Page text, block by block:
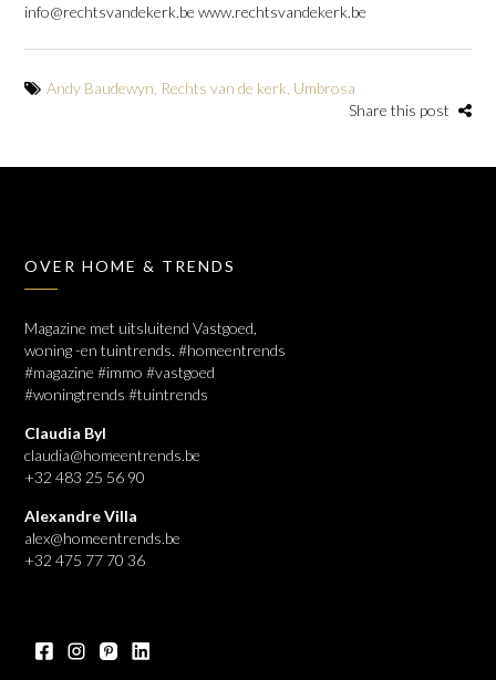
info@rechtsvandekerk.be www.rechtsvandekerk.be
Andy Baudewyn Rechts van de kerk Umbrosa
Share this post
OVER HOME & TRENDS
Magazine met uitsluitend Vastgoed,
woning -en tuintrends. #homeentrends
#magazine #immo #vastgoed
#woningtrends #tuintrends
Claudia Byl
claudia@homeentrends.be
+32 483 25 56 90
Alexandre Villa
alex@homeentrends.be
+32 475 77 70 36